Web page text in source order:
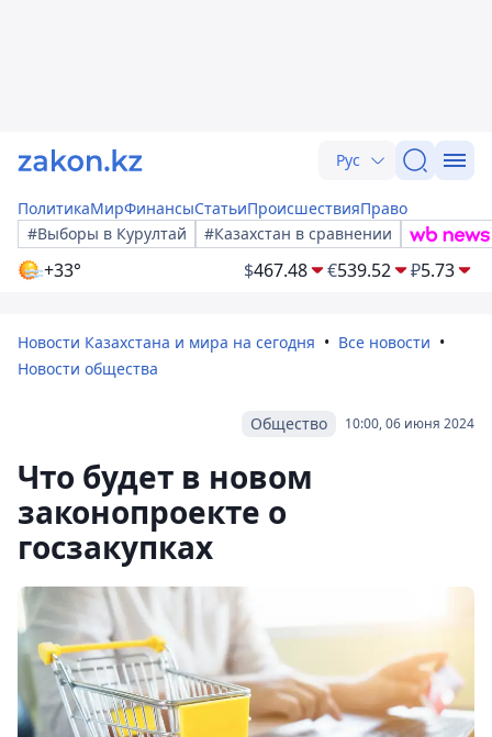
Рус
ПолитикаМирФинансыСтатьиПроисшествияПраво
#Выборы в Курултай
#Казахстан в сравнении
+33° $467.48 €539.52 ₽5.73
Новости Казахстана и мира на сегодня
Все новости
Новости общества
10:00, 06 июня 2024
Общество
Что будет в новом
законопроекте о
госзакупках